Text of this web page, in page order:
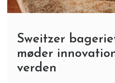
Sweitzer
møder
verden